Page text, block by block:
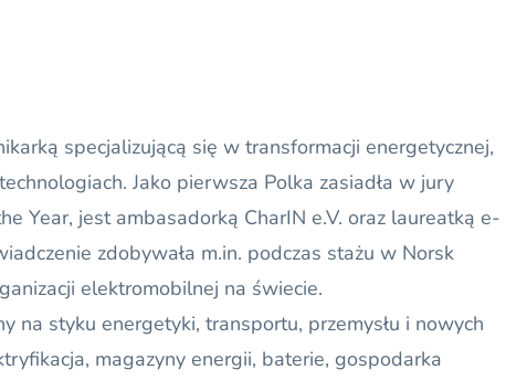
specjalizującą się w transformacji energetycznej,
Jako pierwsza Polka zasiadła w jury
Year, jest ambasadorką CharIN e.V. oraz laureatką e-
zdobywała m.in. podczas stażu w Norsk
elektromobilnej na świecie.
na styku energetyki, transportu, przemysłu i nowych
magazyny energii, baterie, gospodarka